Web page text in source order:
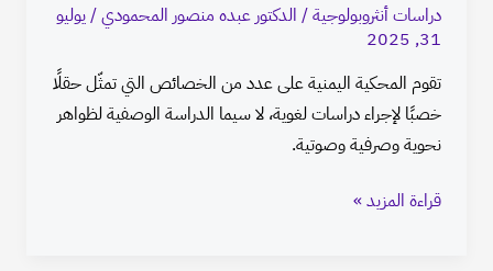
دراسات أنثروبولوجية/ الدكتور عبده منصور المحمودي/يوليو
31, 2025
تقوم المحكية اليمنية على عدد من الخصائص التي تمثّل حقلًا
خصبًا لإجراء دراسات لغوية، لا سيما الدراسة الوصفية لظواهر
نحوية وصرفية وصوتية.
قراءة المزيد »